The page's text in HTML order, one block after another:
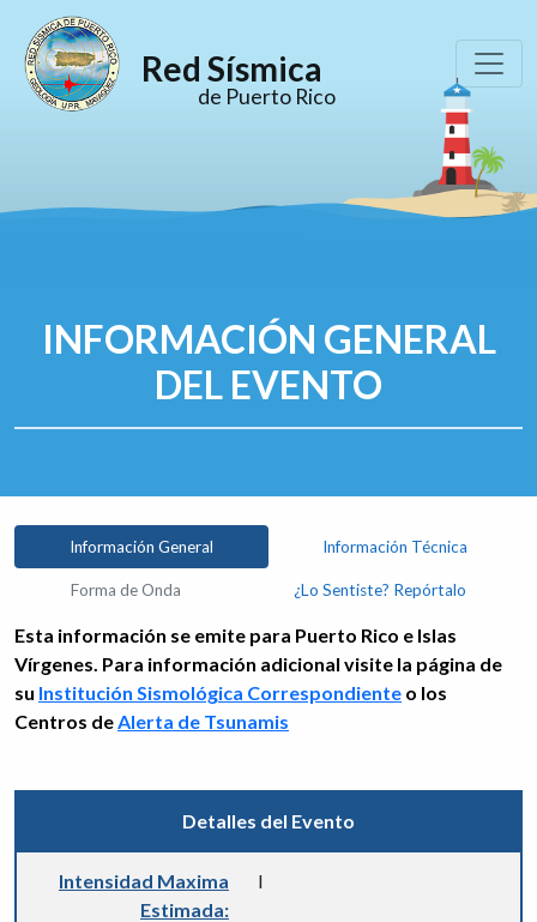
Red Sísmica
de Puerto Rico
INFORMACIÓN GENERAL
DEL EVENTO
Información General Información Técnica
Forma de Onda ¿Lo Sentiste? Repórtalo
Esta información se emite para Puerto Rico e Islas
Vírgenes. Para información adicional visite la página de
su Institución Sismológica Correspondiente o los
Centros deAlerta de Tsunamis
Detalles del Evento
Intensidad Maxima
Estimada:
I